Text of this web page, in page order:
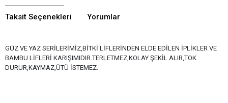
Taksit Seçenekleri Yorumlar
GÜZ VE YAZ SERİLERİMİZ,BİTKİ LİFLERİNDEN ELDE EDİLEN İPLİKLER VE
BAMBU LİFLERİ KARIŞIMIDIR.TERLETMEZ,KOLAY ŞEKİL ALIR,TOK
DURUR,KAYMAZ,ÜTÜ İSTEMEZ.